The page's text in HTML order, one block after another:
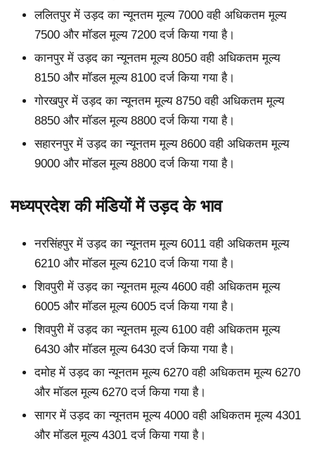
ललितपुर में उड़द का न्यूनतम मूल्य 7000 वही अधिकतम मूल्य
7500 और मॉडल मूल्य 7200 दर्ज किया गया है।
कानपुर में उड़द का न्यूनतम मूल्य 8050 वही अधिकतम मूल्य
8150 और मॉडल मूल्य 8100 दर्ज किया गया है।
गोरखपुर में उड़द का न्यूनतम मूल्य 8750 वही अधिकतम मूल्य
8850 और मॉडल मूल्य 8800 दर्ज किया गया है।
सहारनपुर में उड़द का न्यूनतम मूल्य 8600 वही अधिकतम मूल्य
9000 और मॉडल मूल्य 8800 दर्ज किया गया है।
मध्यप्रदेश की मंडियों में उड़द के भाव
नरसिंहपुर में उड़द का न्यूनतम मूल्य 6011 वही अधिकतम मूल्य
6210 और मॉडल मूल्य 6210 दर्ज किया गया है।
शिवपुरी में उड़द का न्यूनतम मूल्य 4600 वही अधिकतम मूल्य
6005 और मॉडल मूल्य 6005 दर्ज किया गया है।
शिवपुरी में उड़द का न्यूनतम मूल्य 6100 वही अधिकतम मूल्य
6430 और मॉडल मूल्य 6430 दर्ज किया गया है।
दमोह में उड़द का न्यूनतम मूल्य 6270 वही अधिकतम मूल्य 6270
और मॉडल मूल्य 6270 दर्ज किया गया है।
सागर में उड़द का न्यूनतम मूल्य 4000 वही अधिकतम मूल्य 4301
और मॉडल मूल्य 4301 दर्ज किया गया है।